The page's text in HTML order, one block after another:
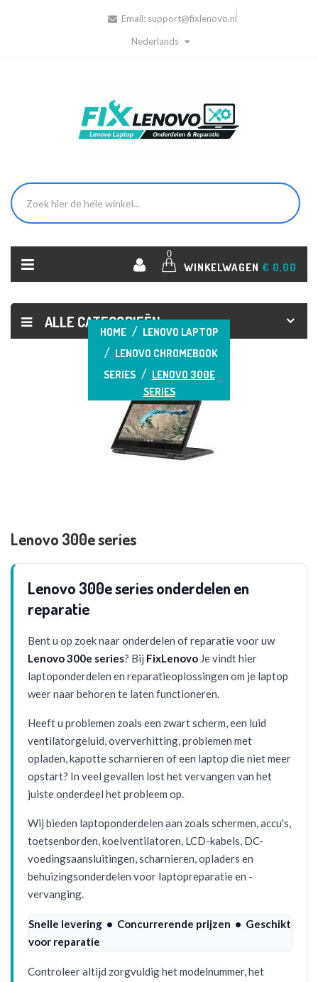
Email: support@fixlenovo.nl
Nederlands
0
WINKELWAGEN € 0,00
ALLE CATEGORIEËN
HOME
LENOVO LAPTOP
LENOVO CHROMEBOOK
SERIES
LENOVO 300E
SERIES
Lenovo 300e series
Lenovo 300e series onderdelen en
reparatie
Bent u op zoek naar onderdelen of reparatie voor uw
Lenovo 300e series? Bij FixLenovo Je vindt hier
laptoponderdelen en reparatieoplossingen om je laptop
weer naar behoren te laten functioneren.
Heeft u problemen zoals een zwart scherm, een luid
ventilatorgeluid, oververhitting, problemen met
opladen, kapotte scharnieren of een laptop die niet meer
opstart? In veel gevallen lost het vervangen van het
juiste onderdeel het probleem op.
Wij bieden laptoponderdelen aan zoals schermen, accu's,
toetsenborden, koelventilatoren, LCD-kabels, DC-
voedingsaansluitingen, scharnieren, opladers en
behuizingsonderdelen voor laptopreparatie en -
vervanging.
Snelle levering • Concurrerende prijzen • Geschikt
voor reparatie
Controleer altijd zorgvuldig het modelnummer, het